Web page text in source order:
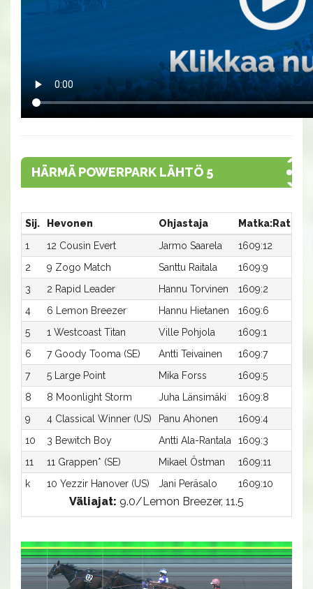
HÄRMÄ POWERPARK LÄHTÖ 5
Sij. Hevonen Ohjastaja Matka:Rata
1
12 Cousin Evert Jarmo Saarela 1609:12
2
9 Zogo Match Santtu Raitala 1609:9
3
2 Rapid Leader Hannu Torvinen 1609:2
4
6 Lemon Breezer Hannu Hietanen 1609:6
5
1 Westcoast Titan Ville Pohjola 1609:1
6
7 Goody Tooma (SE) Antti Teivainen 1609:7
7
5 Large Point Mika Forss 1609:5
8
8 Moonlight Storm Juha Länsimäki 1609:8
9
4 Classical Winner (US) Panu Ahonen 1609:4
10
3 Bewitch Boy Antti Ala-Rantala 1609:3
11
11 Grappen* (SE) Mikael Östman 1609:11
k
10 Yezzir Hanover (US) Jani Peräsalo 1609:10
Väliajat: 9.0/Lemon Breezer, 11.5